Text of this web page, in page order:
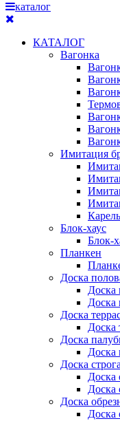
каталог
КАТАЛОГ
Вагонка
Имитация
Блок-хаус
Блок-
Планкен
Доска
Доска
Доска
Доска
Доска
Доска
Доска
Доска
Доска
Доска
Доска
Доска